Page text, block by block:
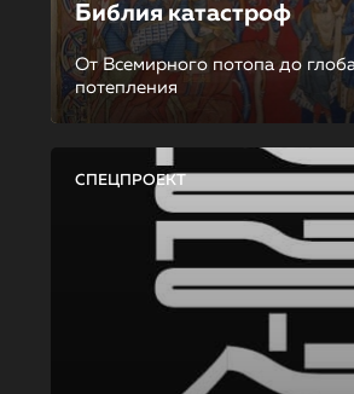
Библия катастроф
От Всемирного потопа до
потепления
СПЕЦПРОЕКТ